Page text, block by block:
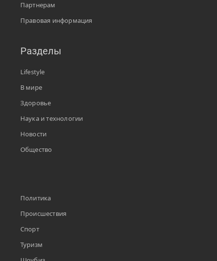
Партнерам
Правовая информация
Разделы
Lifestyle
В мире
Здоровье
Наука и технологии
Новости
Общество
Политика
Происшествия
Спорт
Туризм